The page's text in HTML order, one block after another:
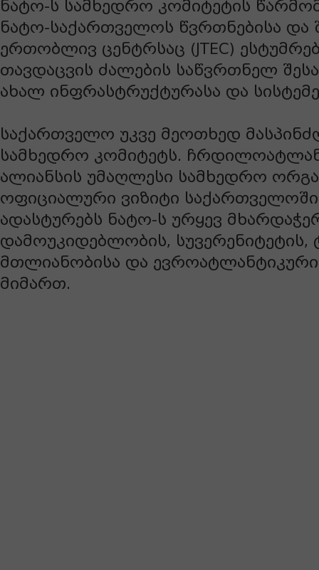
ნატო-ს სამხედრო კომიტეტის
ნატო-საქართველოს წვრთნებისა და
ერთობლივ ცენტრსაც (JTEC)
თავდაცვის ძალების საწვრთნელ
ახალ ინფრასტრუქტურასა და
საქართველო უკვე მეოთხედ
სამხედრო კომიტეტს.
ალიანსის უმაღლესი სამხედრო
ოფიციალური ვიზიტი
ადასტურებს ნატო-ს ურყევ
დამოუკიდებლობის,
მთლიანობისა და ევროატლანტიკური
მიმართ.